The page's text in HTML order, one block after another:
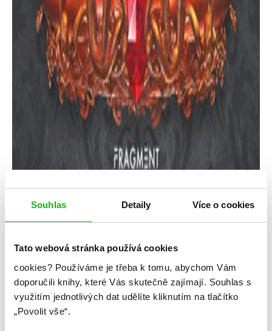
Souhlas Detaily Více o cookies
Tato webová stránka používá cookies
cookies? Používáme je třeba k tomu, abychom Vám
doporučili knihy, které Vás skutečně zajímají. Souhlas s
využitím jednotlivých dat udělíte kliknutím na tlačítko
„Povolit vše“.
Everless – Panství zášti a lásky